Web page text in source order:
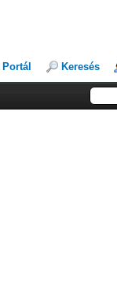
Portál Keresés